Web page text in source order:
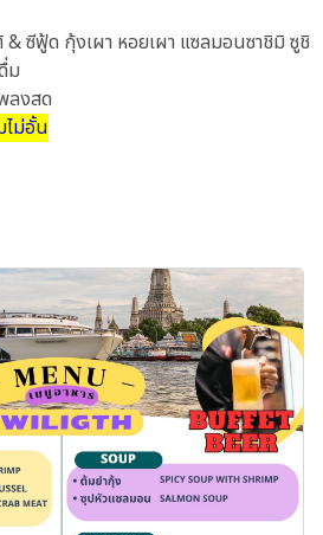
ฟู้ด กุ้งเผา หอยเผา แซลมอนซาชิมิ ซูชิ
ม
งสด
ไม่อั้น